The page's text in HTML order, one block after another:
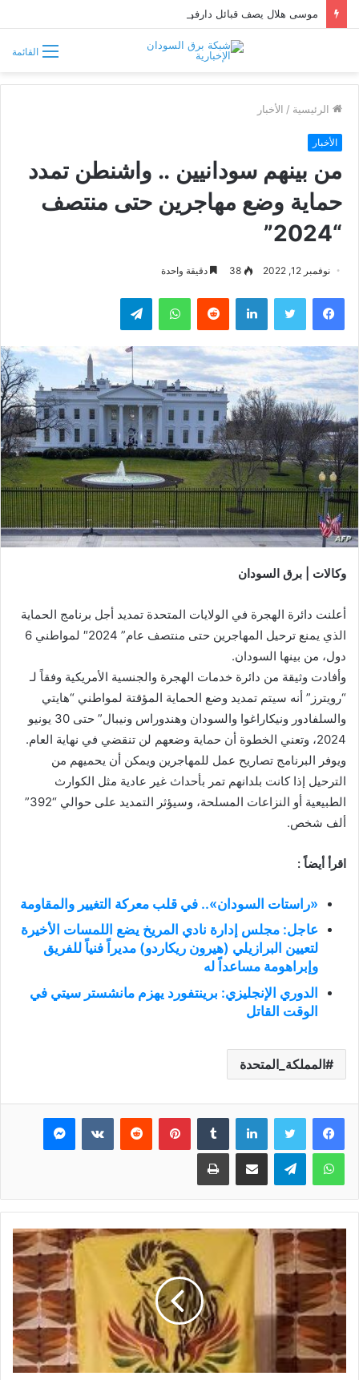
القائمة
الرئيسية / الأخبار
الأخبار
من بينهم سودانيين .. واشنطن تمدد
حماية وضع مهاجرين حتى منتصف
“2024”
نوفمبر 12, 2022 38 دقيقة واحدة
فيسبوك تويتر لينكدإن واتساب تيلقرام
وكالات | برق السودان
أعلنت دائرة الهجرة في الولايات المتحدة تمديد أجل برنامج الحماية
الذي يمنع ترحيل المهاجرين حتى منتصف عام” 2024″ لمواطني 6
دول، من بينها السودان.
وأفادت وثيقة من دائرة خدمات الهجرة والجنسية الأمريكية وفقاً لـ
“رويترز” أنه سيتم تمديد وضع الحماية المؤقتة لمواطني “هايتي
والسلفادور ونيكاراغوا والسودان وهندوراس ونيبال” حتى 30 يونيو
2024، وتعني الخطوة أن حماية وضعهم لن تنقضي في نهاية العام.
ويوفر البرنامج تصاريح عمل للمهاجرين ويمكن أن يحميهم من
الترحيل إذا كانت بلدانهم تمر بأحداث غير عادية مثل الكوارث
الطبيعية أو النزاعات المسلحة، وسيؤثر التمديد على حوالي “392”
ألف شخص.
اقرأ أيضاً :
«راستات السودان».. في قلب معركة التغيير والمقاومة
عاجل: مجلس إدارة نادي المريخ يضع اللمسات الأخيرة
لتعيين البرازيلي (هيرون ريكاردو) مديراً فنياً للفريق
وإبراهومة مساعداً له
الدوري الإنجليزي: برينتفورد يهزم مانشستر سيتي في
الوقت القاتل
المملكة_المتحدة
فيسبوك تويتر لينكدإن بينتيريست ماسنجر
واتساب تيلقرام مشاركة عبر البريد طباعة